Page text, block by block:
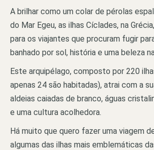
A brilhar como um colar de pérolas
do Mar Egeu, as ilhas Cíclades, na
para os viajantes que procuram fugir
banhado por sol, história e uma beleza
Este arquipélago, composto por 220
apenas 24 são habitadas), atrai com a
aldeias caiadas de branco, águas
e uma cultura acolhedora.
Há muito que quero fazer uma viagem
algumas das ilhas mais emblemáticas